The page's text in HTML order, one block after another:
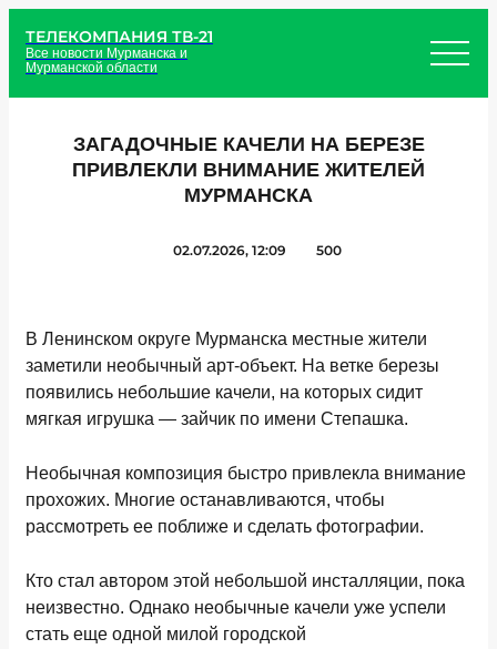
ТЕЛЕКОМПАНИЯ ТВ-21
Все новости Мурманска и
Мурманской области
ЗАГАДОЧНЫЕ КАЧЕЛИ НА БЕРЕЗЕ
ПРИВЛЕКЛИ ВНИМАНИЕ ЖИТЕЛЕЙ
МУРМАНСКА
02.07.2026, 12:09 500
В Ленинском округе Мурманска местные жители
заметили необычный арт-объект. На ветке березы
появились небольшие качели, на которых сидит
мягкая игрушка — зайчик по имени Степашка.
Необычная композиция быстро привлекла внимание
прохожих. Многие останавливаются, чтобы
рассмотреть ее поближе и сделать фотографии.
Кто стал автором этой небольшой инсталляции, пока
неизвестно. Однако необычные качели уже успели
стать еще одной милой городской